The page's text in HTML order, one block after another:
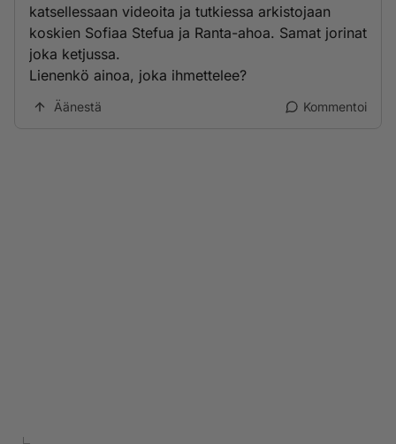
katsellessaan videoita ja tutkiessa arkistojaan
koskien Sofiaa Stefua ja Ranta-ahoa. Samat jorinat
joka ketjussa.
Lienenkö ainoa, joka ihmettelee?
Äänestä Kommentoi